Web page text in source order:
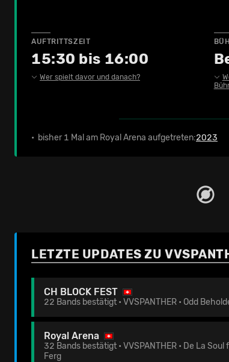
AUFTRITTSZEIT
15:30 bis 16:00
Wer spielt davor und danach?
• bisher 1 Mal am Royal Arena aufgetreten:2023
LETZTE UPDATES ZU
CH BLOCK FEST
22 Bands bestätigt • VVSPANTHER • Odd
Royal Arena
32 Bands bestätigt • VVSPANTHER • De La
Ferg